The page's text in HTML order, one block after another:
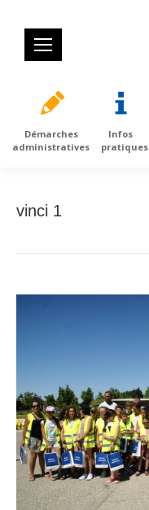
Démarches
administratives
Infos
pratiques
vinci 1